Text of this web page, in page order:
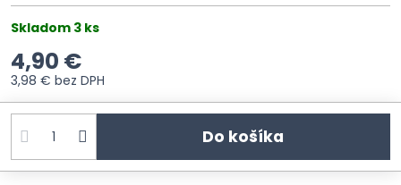
Skladom 3 ks
4,90 €
3,98 € bez DPH
Do košíka